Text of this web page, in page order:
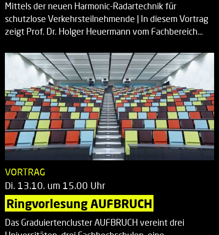
Mittels der neuen Harmonic-Radartechnik für
schutzlose Verkehrsteilnehmende | In diesem Vortrag
zeigt Prof. Dr. Holger Heuermann vom Fachbereich…
VORTRAG
Di. 13.10. um 15.00 Uhr
Ringvorlesung AUFBRUCH
Das Graduiertencluster AUFBRUCH vereint drei